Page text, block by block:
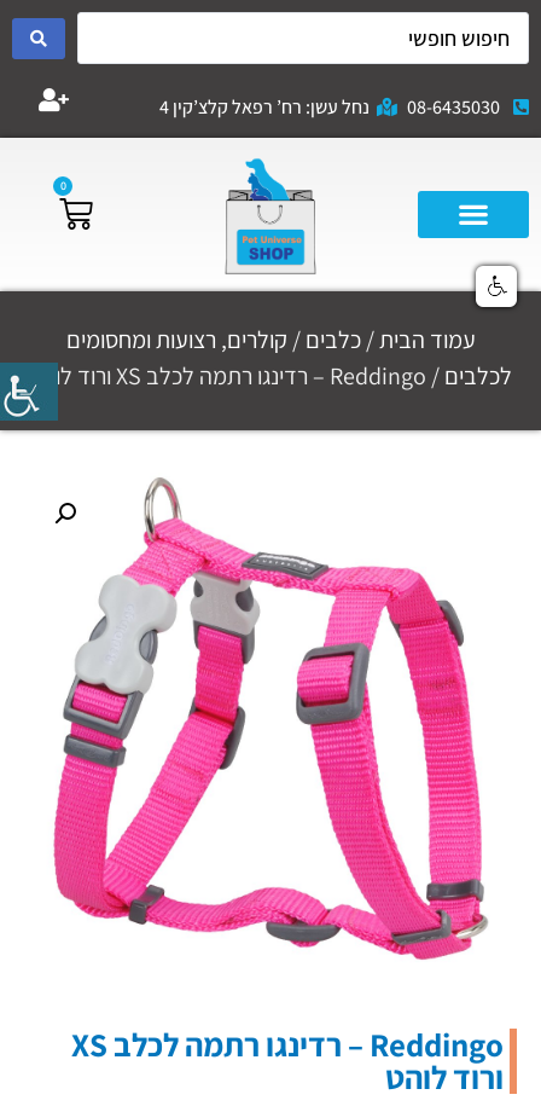
08-6435030 נחל עשן: רח’ רפאל קלצ’קין 4
0
עמוד הבית/כלבים/ קולרים, רצועות ומחסומים
לכלבים/ Reddingo – רדינגו רתמה לכלב XS ורוד לוהט
Reddingo – רדינגו רתמה לכלב XS
ורוד לוהט